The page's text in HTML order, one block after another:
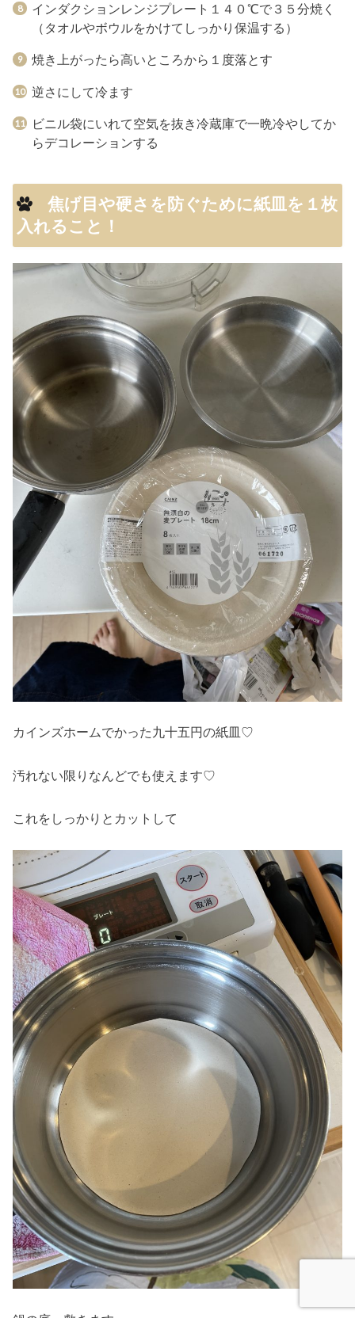
インダクションレンジプレート１４０℃で３５分焼く
（タオルやボウルをかけてしっかり保温する）
焼き上がったら高いところから１度落とす
逆さにして冷ます
ビニル袋にいれて空気を抜き冷蔵庫で一晩冷やしてか
らデコレーションする
焦げ目や硬さを防ぐために紙皿を１枚
入れること！
カインズホームでかった九十五円の紙皿♡
汚れない限りなんどでも使えます♡
これをしっかりとカットして